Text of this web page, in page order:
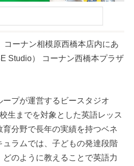
コーナン相模原西橋本店内にあ
Studio） コーナン西橋本プラザ
プが運営するビースタジオ
生までを対象とした英語レッス
分野で長年の実績を持つベネ
ュラムでは、子どもの発達段階
のように教えることで英語力